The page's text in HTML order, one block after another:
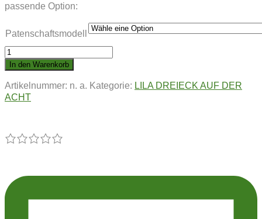
passende Option:
Patenschaftsmodell
LILA
DREIECK
DER
ACHT
50
Menge
In den Warenkorb
Artikelnummer: n. a. Kategorie: LILA DREIECK AUF DER
ACHT